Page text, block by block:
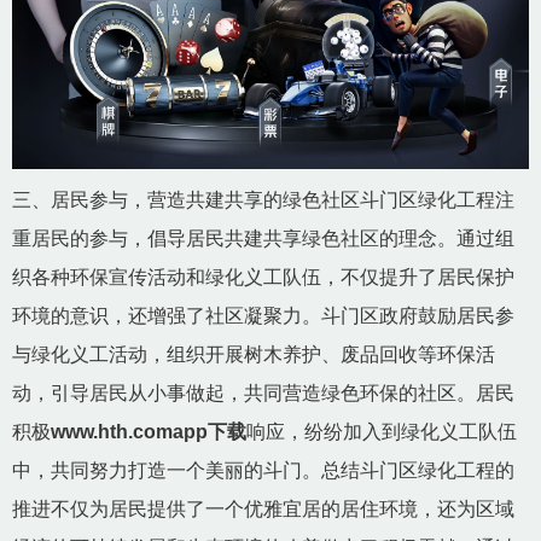
三、居民参与，营造共建共享的绿色社区斗门区绿化工程注
重居民的参与，倡导居民共建共享绿色社区的理念。通过组
织各种环保宣传活动和绿化义工队伍，不仅提升了居民保护
环境的意识，还增强了社区凝聚力。斗门区政府鼓励居民参
与绿化义工活动，组织开展树木养护、废品回收等环保活
动，引导居民从小事做起，共同营造绿色环保的社区。居民
积极www.hth.comapp下载响应，纷纷加入到绿化义工队伍
中，共同努力打造一个美丽的斗门。总结斗门区绿化工程的
推进不仅为居民提供了一个优雅宜居的居住环境，还为区域